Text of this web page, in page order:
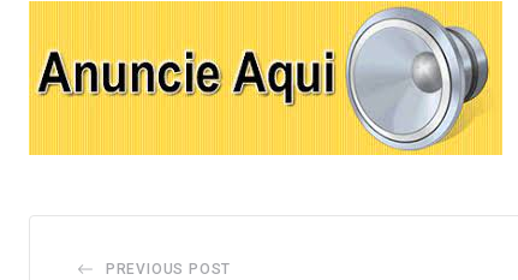
PREVIOUS POST